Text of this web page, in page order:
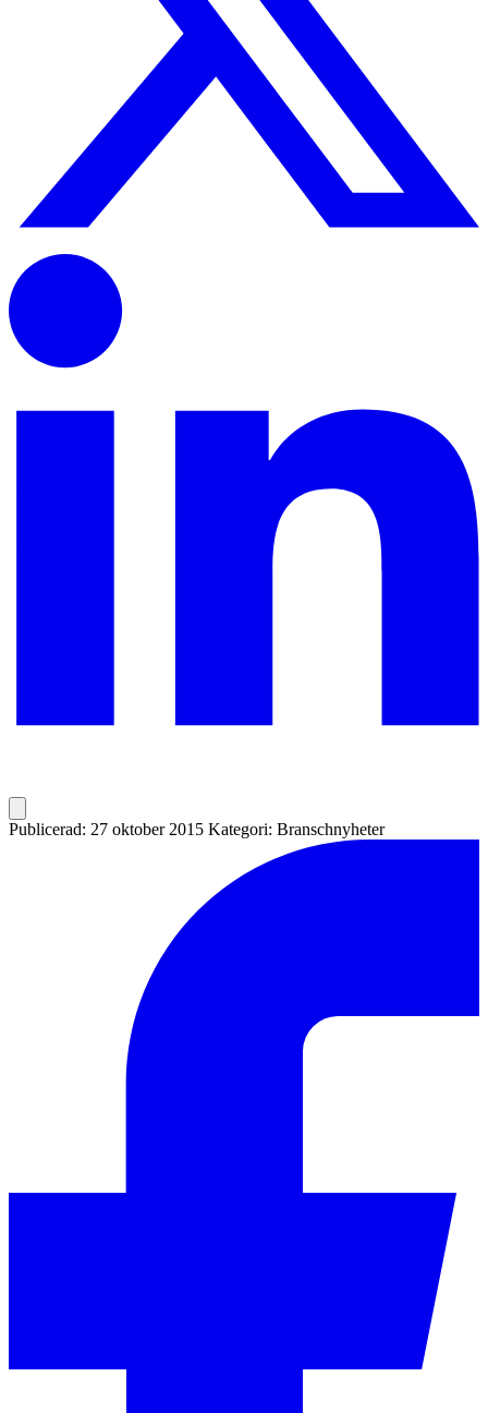
Publicerad: 27 oktober 2015 Kategori: Branschnyheter